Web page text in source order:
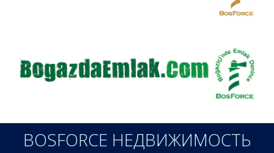
BOSFORCE НЕДВИЖИМОСТЬ